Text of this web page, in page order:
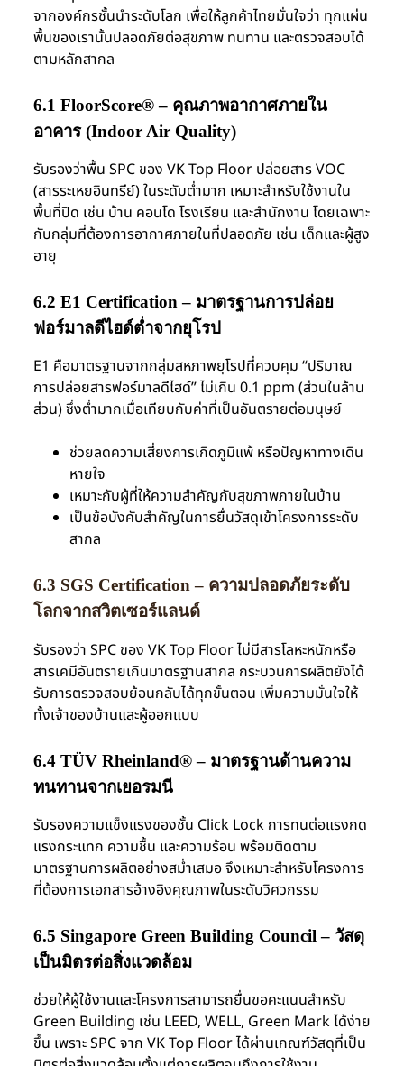
จากองค์กรชั้นนำระดับโลก เพื่อให้ลูกค้าไทยมั่นใจว่า ทุกแผ่น
พื้นของเรานั้นปลอดภัยต่อสุขภาพ ทนทาน และตรวจสอบได้
ตามหลักสากล
6.1 FloorScore® – คุณภาพอากาศภายใน
อาคาร (Indoor Air Quality)
รับรองว่าพื้น SPC ของ VK Top Floor ปล่อยสาร VOC
(สารระเหยอินทรีย์) ในระดับต่ำมาก เหมาะสำหรับใช้งานใน
พื้นที่ปิด เช่น บ้าน คอนโด โรงเรียน และสำนักงาน โดยเฉพาะ
กับกลุ่มที่ต้องการอากาศภายในที่ปลอดภัย เช่น เด็กและผู้สูง
อายุ
6.2 E1 Certification – มาตรฐานการปล่อย
ฟอร์มาลดีไฮด์ต่ำจากยุโรป
E1 คือมาตรฐานจากกลุ่มสหภาพยุโรปที่ควบคุม “ปริมาณ
การปล่อยสารฟอร์มาลดีไฮด์” ไม่เกิน 0.1 ppm (ส่วนในล้าน
ส่วน) ซึ่งต่ำมากเมื่อเทียบกับค่าที่เป็นอันตรายต่อมนุษย์
ช่วยลดความเสี่ยงการเกิดภูมิแพ้ หรือปัญหาทางเดิน
หายใจ
เหมาะกับผู้ที่ให้ความสำคัญกับสุขภาพภายในบ้าน
เป็นข้อบังคับสำคัญในการยื่นวัสดุเข้าโครงการระดับ
สากล
6.3 SGS Certification – ความปลอดภัยระดับ
โลกจากสวิตเซอร์แลนด์
รับรองว่า SPC ของ VK Top Floor ไม่มีสารโลหะหนักหรือ
สารเคมีอันตรายเกินมาตรฐานสากล กระบวนการผลิตยังได้
รับการตรวจสอบย้อนกลับได้ทุกขั้นตอน เพิ่มความมั่นใจให้
ทั้งเจ้าของบ้านและผู้ออกแบบ
6.4 TÜV Rheinland® – มาตรฐานด้านความ
ทนทานจากเยอรมนี
รับรองความแข็งแรงของชั้น Click Lock การทนต่อแรงกด
แรงกระแทก ความชื้น และความร้อน พร้อมติดตาม
มาตรฐานการผลิตอย่างสม่ำเสมอ จึงเหมาะสำหรับโครงการ
ที่ต้องการเอกสารอ้างอิงคุณภาพในระดับวิศวกรรม
6.5 Singapore Green Building Council – วัสดุ
เป็นมิตรต่อสิ่งแวดล้อม
ช่วยให้ผู้ใช้งานและโครงการสามารถยื่นขอคะแนนสำหรับ
Green Building เช่น LEED, WELL, Green Mark ได้ง่าย
ขึ้น เพราะ SPC จาก VK Top Floor ได้ผ่านเกณฑ์วัสดุที่เป็น